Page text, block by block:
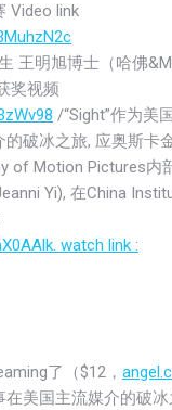
Video link
王明旭博士（哈佛
奖视频
/“Sight”作为美
的破冰之旅, 应奥斯卡
of Motion Pictures内
Yi), 在China
watch link :
了（$12，
在美国主流媒介的破